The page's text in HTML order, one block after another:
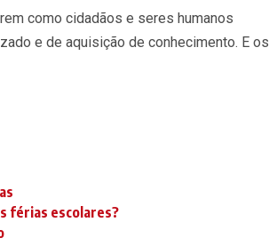
como cidadãos e seres humanos
e de aquisição de conhecimento. E os
férias escolares?